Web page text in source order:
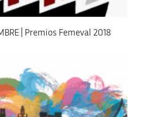
| Premios Femeval 2018